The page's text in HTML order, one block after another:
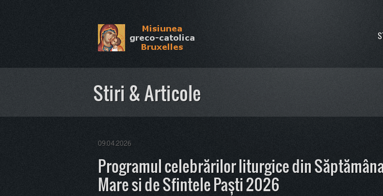
Stiri & Articole
09.04.2026
Programul celebrărilor liturgice din
Mare si de Sfintele Paști 2026